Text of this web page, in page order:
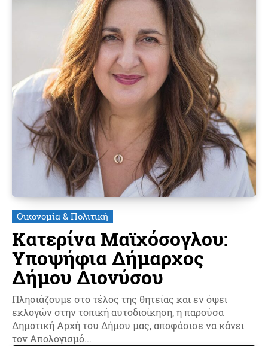
Οικονομία & Πολιτική
Κατερίνα Μαϊχόσογλου:
Υποψήφια Δήμαρχος
Δήμου Διονύσου
Πλησιάζουμε στο τέλος της θητείας και εν όψει
εκλογών στην τοπική αυτοδιοίκηση, η παρούσα
Δημοτική Αρχή του Δήμου μας, αποφάσισε να κάνει
τον Απολογισμό...